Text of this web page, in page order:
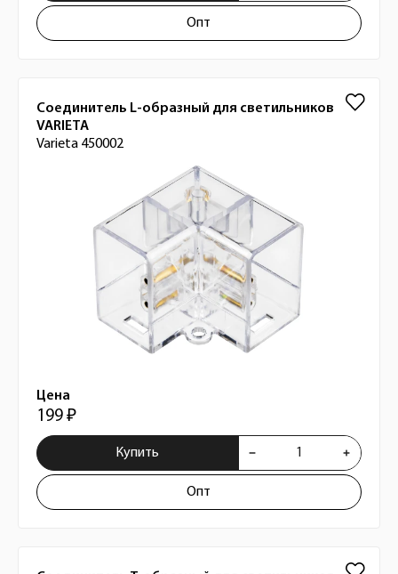
Опт
Соединитель L-образный для светильников
VARIETA
Varieta 450002
Цена
199 ₽
Купить
Опт